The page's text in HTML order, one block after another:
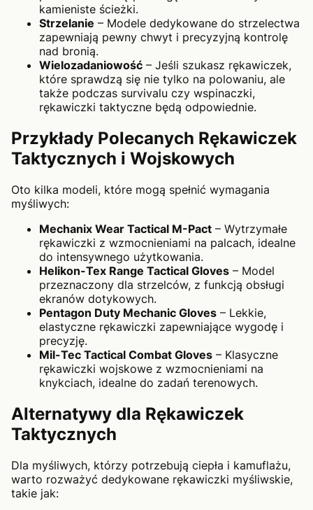
kamieniste ścieżki.
Strzelanie – Modele dedykowane do strzelectwa
zapewniają pewny chwyt i precyzyjną kontrolę
nad bronią.
Wielozadaniowość – Jeśli szukasz rękawiczek,
które sprawdzą się nie tylko na polowaniu, ale
także podczas survivalu czy wspinaczki,
rękawiczki taktyczne będą odpowiednie.
Przykłady Polecanych Rękawiczek
Taktycznych i Wojskowych
Oto kilka modeli, które mogą spełnić wymagania
myśliwych:
Mechanix Wear Tactical M-Pact – Wytrzymałe
rękawiczki z wzmocnieniami na palcach, idealne
do intensywnego użytkowania.
Helikon-Tex Range Tactical Gloves – Model
przeznaczony dla strzelców, z funkcją obsługi
ekranów dotykowych.
Pentagon Duty Mechanic Gloves – Lekkie,
elastyczne rękawiczki zapewniające wygodę i
precyzję.
Mil-Tec Tactical Combat Gloves – Klasyczne
rękawiczki wojskowe z wzmocnieniami na
knykciach, idealne do zadań terenowych.
Alternatywy dla Rękawiczek
Taktycznych
Dla myśliwych, którzy potrzebują ciepła i kamuflażu,
warto rozważyć dedykowane rękawiczki myśliwskie,
takie jak: